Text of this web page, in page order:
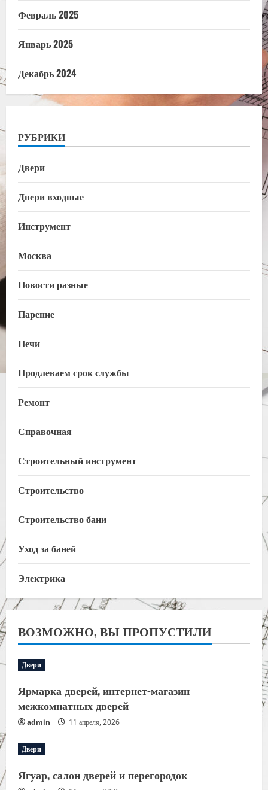
Февраль 2025
Январь 2025
Декабрь 2024
РУБРИКИ
Двери
Двери входные
Инструмент
Москва
Новости разные
Парение
Печи
Продлеваем срок службы
Ремонт
Справочная
Строительный инструмент
Строительство
Строительство бани
Уход за баней
Электрика
ВОЗМОЖНО, ВЫ ПРОПУСТИЛИ
Двери
Ярмарка дверей, интернет-магазин
межкомнатных дверей
admin 11 апреля, 2026
Двери
Ягуар, салон дверей и перегородок